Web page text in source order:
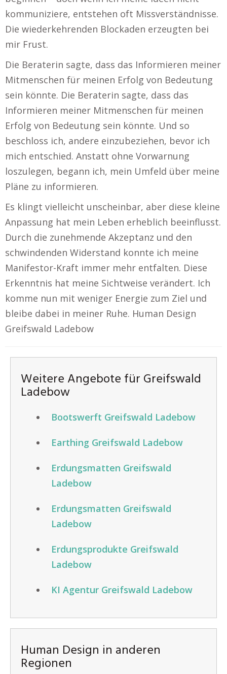
kommuniziere, entstehen oft Missverständnisse.
Die wiederkehrenden Blockaden erzeugten bei
mir Frust.
Die Beraterin sagte, dass das Informieren meiner
Mitmenschen für meinen Erfolg von Bedeutung
sein könnte. Die Beraterin sagte, dass das
Informieren meiner Mitmenschen für meinen
Erfolg von Bedeutung sein könnte. Und so
beschloss ich, andere einzubeziehen, bevor ich
mich entschied. Anstatt ohne Vorwarnung
loszulegen, begann ich, mein Umfeld über meine
Pläne zu informieren.
Es klingt vielleicht unscheinbar, aber diese kleine
Anpassung hat mein Leben erheblich beeinflusst.
Durch die zunehmende Akzeptanz und den
schwindenden Widerstand konnte ich meine
Manifestor-Kraft immer mehr entfalten. Diese
Erkenntnis hat meine Sichtweise verändert. Ich
komme nun mit weniger Energie zum Ziel und
bleibe dabei in meiner Ruhe. Human Design
Greifswald Ladebow
Weitere Angebote für Greifswald
Ladebow
Bootswerft Greifswald Ladebow
Earthing Greifswald Ladebow
Erdungsmatten Greifswald
Ladebow
Erdungsmatten Greifswald
Ladebow
Erdungsprodukte Greifswald
Ladebow
KI Agentur Greifswald Ladebow
Human Design in anderen
Regionen